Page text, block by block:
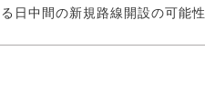
日中間の新規路線開設の可能性